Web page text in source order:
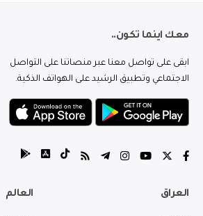
معك اينما تكون..
ابقى على تواصل معنا عبر منصاتنا على التواصل
الاجتماعي وتطبيق الرشيد على الهواتف الذكية.
العراق العالم